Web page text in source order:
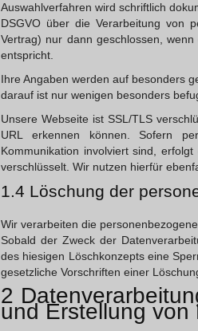
Auswahlverfahren wird schriftlich
DSGVO über die Verarbeitung von
Vertrag) nur dann geschlossen,
entspricht.
Ihre Angaben werden auf besonders
darauf ist nur wenigen besonders
Unsere Webseite ist SSL/TLS
URL erkennen können. Sofern
Kommunikation involviert sind,
verschlüsselt. Wir nutzen hierfür
1.4 Löschung der
Wir verarbeiten die
Sobald der Zweck der
des hiesigen Löschkonzepts eine
gesetzliche Vorschriften einer
2
und Erstellung von